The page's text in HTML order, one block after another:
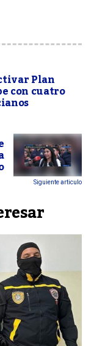
Plan
con cuatro
Siguiente articulo